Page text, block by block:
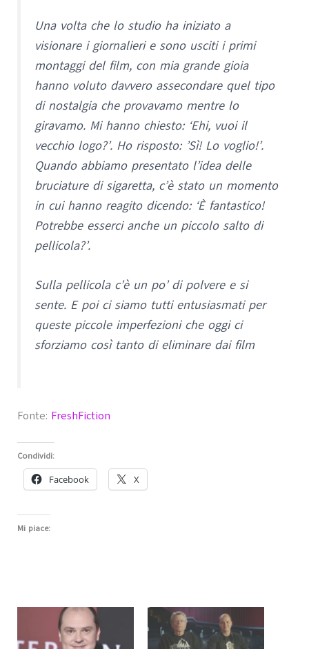
Una volta che lo studio ha iniziato a
visionare i giornalieri e sono usciti i primi
montaggi del film, con mia grande gioia
hanno voluto davvero assecondare quel tipo
di nostalgia che provavamo mentre lo
giravamo. Mi hanno chiesto: ‘Ehi, vuoi il
vecchio logo?’. Ho risposto: ’Sì! Lo voglio!’.
Quando abbiamo presentato l’idea delle
bruciature di sigaretta, c’è stato un momento
in cui hanno reagito dicendo: ‘È fantastico!
Potrebbe esserci anche un piccolo salto di
pellicola?’.
Sulla pellicola c’è un po’ di polvere e si
sente. E poi ci siamo tutti entusiasmati per
queste piccole imperfezioni che oggi ci
sforziamo così tanto di eliminare dai film
Fonte: FreshFiction
Condividi:
Facebook X
Mi piace: